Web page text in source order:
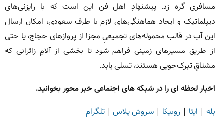
مسافری گره زد. پیشنهادِ اهل فن این است که با رایزنی‌های
دیپلماتیک و ایجاد هماهنگی‌های لازم با طرف سعودی، امکان ارسال
این آب در قالب محموله‌های تجمیعیِ مجزا از پرواز‌های حجاج، یا حتی
از طریق مسیر‌های زمینی فراهم شود تا بخشی از آلامِ زائرانی که
مشتاقِ تبرک‌جویی هستند، تسلی یابد.
اخبار لحظه ای را در شبکه های اجتماعی خبر محور بخوانید.
بله | ایتا | روبیکا | سروش پلاس | تلگرام